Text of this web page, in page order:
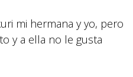
mi hermana y yo, pero
y a ella no le gusta